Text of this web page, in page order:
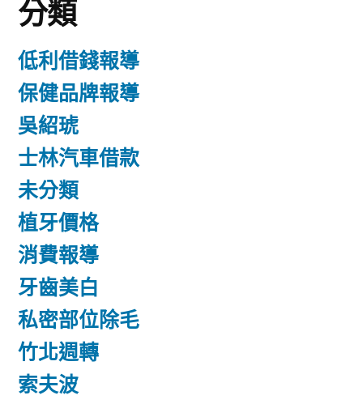
分類
低利借錢報導
保健品牌報導
吳紹琥
士林汽車借款
未分類
植牙價格
消費報導
牙齒美白
私密部位除毛
竹北週轉
索夫波